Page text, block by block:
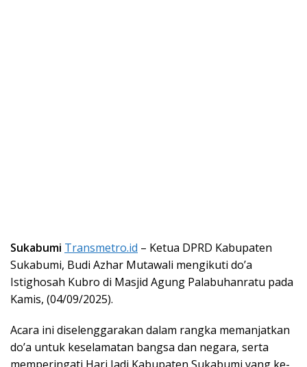
Sukabumi Transmetro.id – Ketua DPRD Kabupaten
Sukabumi, Budi Azhar Mutawali mengikuti do’a
Istighosah Kubro di Masjid Agung Palabuhanratu pada
Kamis, (04/09/2025).
Acara ini diselenggarakan dalam rangka memanjatkan
do’a untuk keselamatan bangsa dan negara, serta